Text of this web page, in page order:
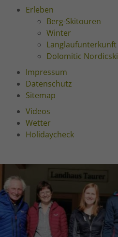
Erleben
Berg-Skitouren
Winter
Langlaufunterkunft
Dolomitic Nordicski
Impressum
Datenschutz
Sitemap
Videos
Wetter
Holidaycheck